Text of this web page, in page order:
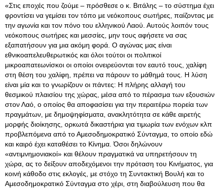
«Στις εποχές που ζούμε – πρόσθεσε ο κ. Βιτάλης – το σύστημα έχει
φροντίσει να γεμίσει τον τόπο με νεόκοπους σωτήρες, παίζοντας με
την αγωνία και τον πόνο του ελληνικού Λαού. Αυτούς λοιπόν τους
νεόκοπους σωτήρες και μεσσίες, μην τους αφήσετε να σας
εξαπατήσουν για μια ακόμη φορά. Ο αγώνας μας είναι
εθνικοαπελευθερωτικός και όλοι τούτοι οι πολιτικοί
μικροαπατεωνίσκοι οι οποίοι ονειρεύονται τον εαυτό τους, χαλίφη
στη θέση του χαλίφη, πρέπει να πάρουν το μάθημά τους. Η λύση
είναι μία και το γνωρίζουν οι πάντες: Η πλήρης αλλαγή του
θεσμικού πλαισίου της χώρας, μέσα από το πέρασμα των εξουσιών
στον Λαό, ο οποίος θα αποφασίσει για την περαιτέρω πορεία των
πραγμάτων, με δημοψηφίσματα, ανακλητότητα σε κάθε αιρετής
μορφής διοίκησης, ορκωτά δικαστήρια για τιμωρία των ενόχων κλπ
προβλεπόμενα από το Αμεσοδημοκρατικό Σύνταγμα, το οποίο εδώ
και καιρό έχει καταθέσει το Κίνημα. Όσοι δηλώνουν
«αντιμνημονιακοί» και θέλουν πραγματικά να υπηρετήσουν τη
χώρα, ας το δείξουν αποδεχόμενοι την πρόταση του Κινήματος, για
κοινή κάθοδο στις εκλογές, με στόχο τη Συντακτική Βουλή και το
Αμεσοδημοκρατικό Σύνταγμα στο χέρι, στη διαβούλευση που θα